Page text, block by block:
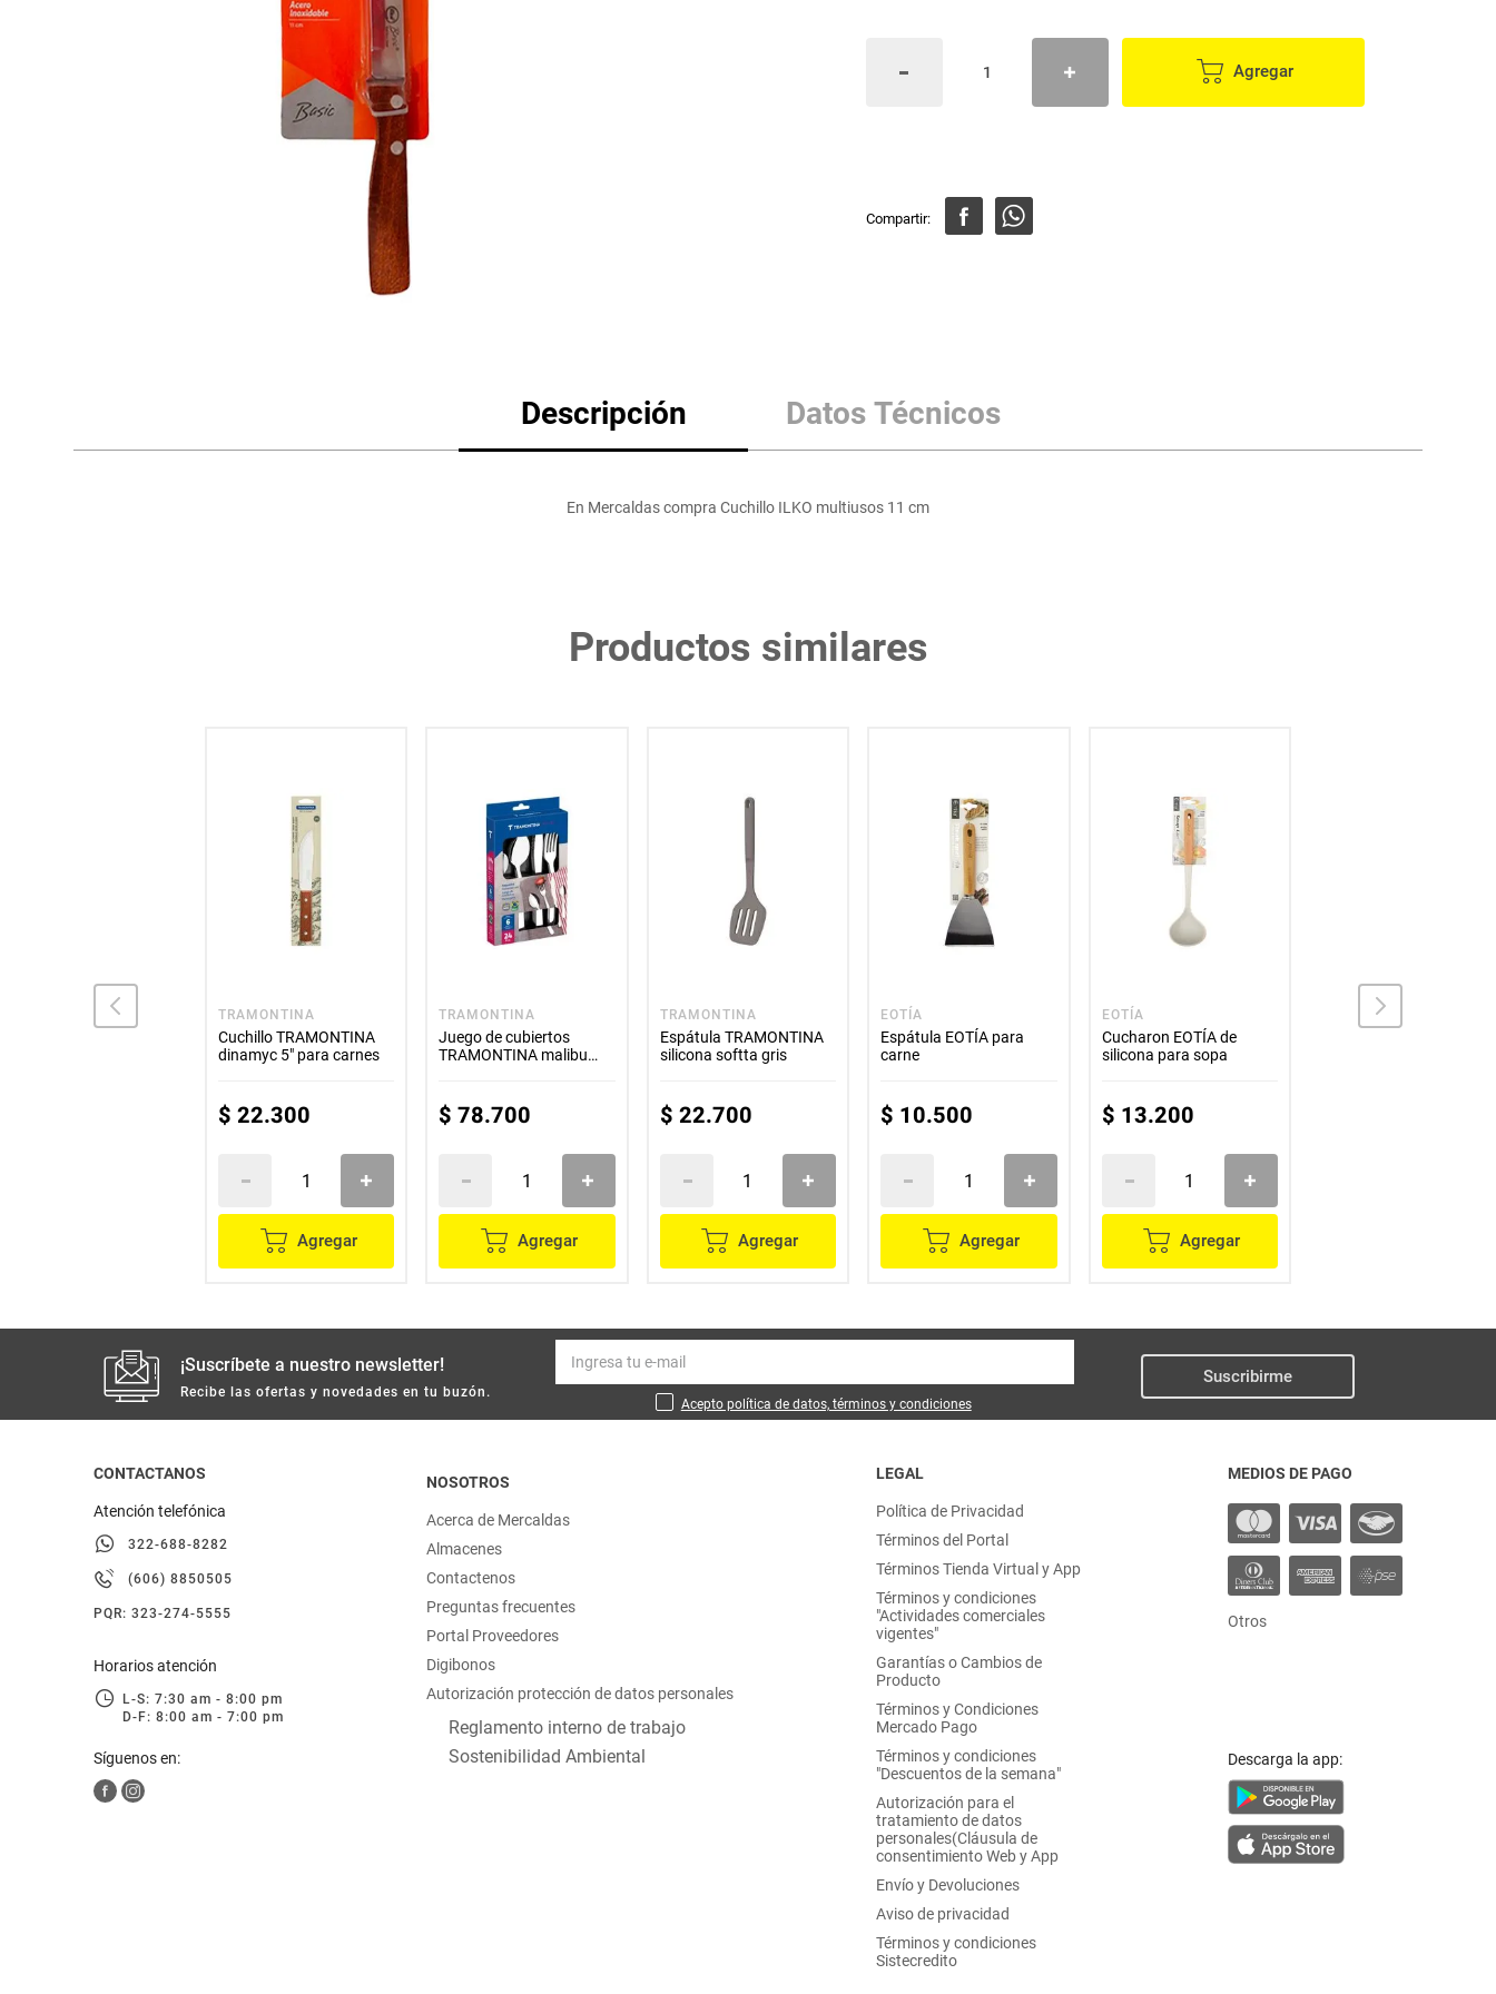
otros
Agregar
Descripción Datos Técnicos
En Mercaldas compra Cuchillo ILKO multiusos 11 cm
Productos similares
TRAMONTINA
Cuchillo TRAMONTINA
dinamyc 5" para carnes
$ 22.300
Agregar
TRAMONTINA
Juego de cubiertos
TRAMONTINA malibu
$ 78.700
Agregar
TRAMONTINA
Espátula TRAMONTINA
silicona softta gris
$ 22.700
Agregar
EOTÍA
Espátula EOTÍA para
carne
$ 10.500
Agregar
EOTÍA
Cucharon EOTÍA de
silicona para sopa
$ 13.200
Agregar
¡Suscríbete a nuestro newsletter!
Recibe las ofertas y novedades en tu buzón.
Acepto política de datos, términos y condiciones
Suscribirme
CONTACTANOS
Atención telefónica
322-688-8282
(606) 8850505
PQR: 323-274-5555
Horarios atención
L-S: 7:30 am - 8:00 pm
D-F: 8:00 am - 7:00 pm
Síguenos en:
NOSOTROS
Acerca de Mercaldas
Almacenes
Contactenos
Preguntas frecuentes
Portal Proveedores
Digibonos
Autorización protección de datos personales
Reglamento interno de trabajo
Sostenibilidad Ambiental
LEGAL
Política de Privacidad
Términos del Portal
Términos Tienda Virtual y App
Términos y condiciones
"Actividades comerciales
vigentes"
Garantías o Cambios de
Producto
Términos y Condiciones
Mercado Pago
Términos y condiciones
"Descuentos de la semana"
Autorización para el
tratamiento de datos
personales(Cláusula de
consentimiento Web y App
Envío y Devoluciones
Aviso de privacidad
Términos y condiciones
Sistecredito
MEDIOS DE PAGO
Otros
Descarga la app:
Mantequilla